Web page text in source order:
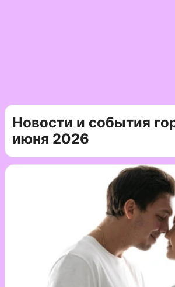
Новости и события
июня 2026